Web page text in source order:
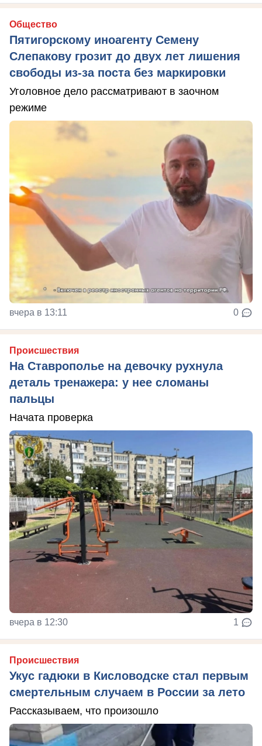
Общество
Пятигорскому иноагенту Семену
Слепакову грозит до двух лет лишения
свободы из-за поста без маркировки
Уголовное дело рассматривают в заочном
режиме
вчера в 13:11 0
Происшествия
На Ставрополье на девочку рухнула
деталь тренажера: у нее сломаны
пальцы
Начата проверка
вчера в 12:30 1
Происшествия
Укус гадюки в Кисловодске стал первым
смертельным случаем в России за лето
Рассказываем, что произошло